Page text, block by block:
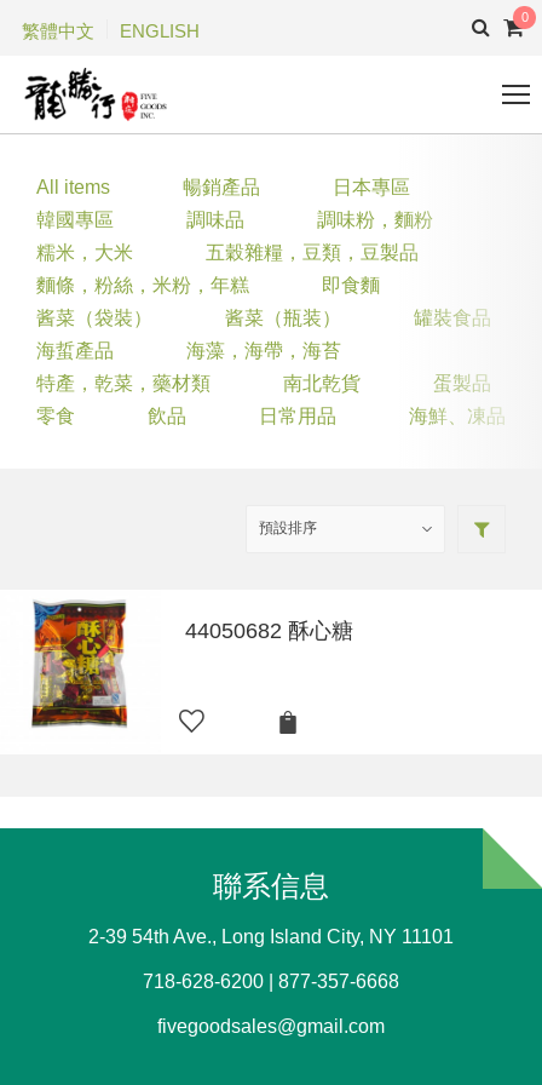
繁體中文 ENGLISH
0
All items 暢銷產品
日本專區
韓國專區
調味品
調味粉，麵粉
糯米，大米
五穀雜糧，豆類，豆製品
麵條，粉絲，米粉，年糕
即食麵
酱菜（袋裝）
酱菜（瓶装）
罐裝食品
海蜇產品
海藻，海帶，海苔
特產，乾菜，藥材類
南北乾貨
蛋製品
零食
飲品 日常用品 海鮮、凍品
44050682 酥心糖
聯系信息
2-39 54th Ave., Long Island City, NY 11101
718-628-6200 | 877-357-6668
fivegoodsales@gmail.com